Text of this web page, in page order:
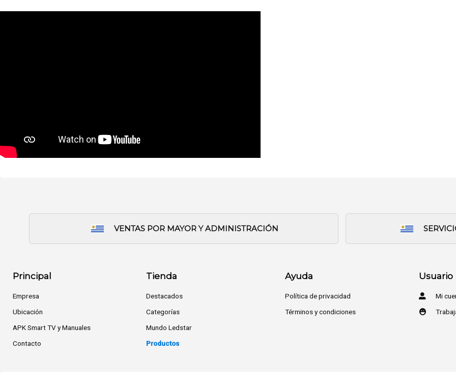
VENTAS POR MAYOR Y ADMINISTRACIÓN
Principal
Empresa
Ubicación
APK Smart TV y Manuales
Contacto
Tienda
Destacados
Categorías
Mundo Ledstar
Productos
Ayuda
Política de privacidad
Términos y condiciones
Usuario
Mi